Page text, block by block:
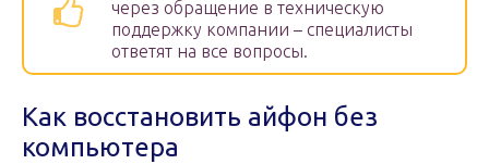
через обращение в техническую
поддержку компании – специалисты
ответят на все вопросы.
Как восстановить айфон без
компьютера